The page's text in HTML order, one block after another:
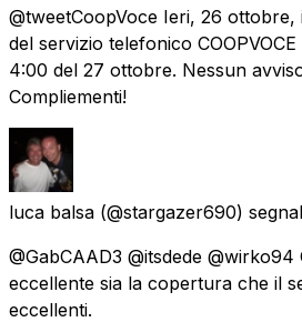
@tweetCoopVoce Ieri, 26
del servizio telefonico
4:00 del 27 ottobre. Nessun
Compliementi!
luca balsa (@stargazer690)
@GabCAAD3 @itsdede
eccellente sia la copertura che il
eccellenti.